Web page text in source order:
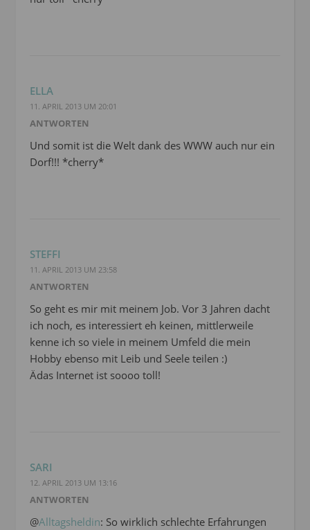
ELLA
11. APRIL 2013 UM 20:01
ANTWORTEN
Und somit ist die Welt dank des WWW auch nur ein
Dorf!!! *cherry*
STEFFI
11. APRIL 2013 UM 23:58
ANTWORTEN
So geht es mir mit meinem Job. Vor 3 Jahren dacht
ich noch, es interessiert eh keinen, mittlerweile
kenne ich so viele in meinem Umfeld die mein
Hobby ebenso mit Leib und Seele teilen :)
Ädas Internet ist soooo toll!
SARI
12. APRIL 2013 UM 13:16
ANTWORTEN
@Alltagsheldin: So wirklich schlechte Erfahrungen